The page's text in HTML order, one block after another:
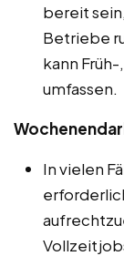
bereit
Betriebe
kann
umfassen.
In vielen